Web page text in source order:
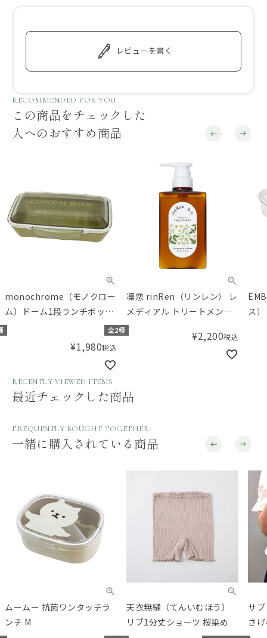
レビューを書く
RECOMMENDED FOR YOU
この商品をチェックした
人へのおすすめ商品
monochrome（モノクロー
ム）ドーム1段ランチボック
ス 750ml
全2種
¥1,980税込
凜恋 rinRen（リンレン） レ
メディアル トリートメント
カモミール&モミ 400mL
¥2,200税込
ス
RECENTLY VIEWED ITEMS
最近チェックした商品
FREQUENTLY BOUGHT TOGETHER
一緒に購入されている商品
ムームー 抗菌ワンタッチラ
ンチ M
天衣無縫（てんいむほう）
リブ1分丈ショーツ 桜染め
サ
さ